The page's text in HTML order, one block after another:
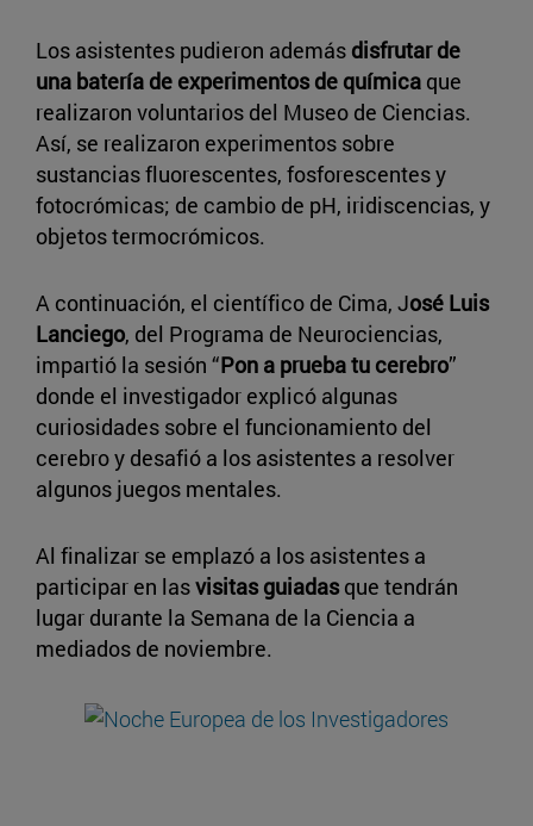
Los asistentes pudieron además disfrutar de
una batería de experimentos de química que
realizaron voluntarios del Museo de Ciencias.
Así, se realizaron experimentos sobre
sustancias fluorescentes, fosforescentes y
fotocrómicas; de cambio de pH, iridiscencias, y
objetos termocrómicos.
A continuación, el científico de Cima, José Luis
Lanciego, del Programa de Neurociencias,
impartió la sesión “Pon a prueba tu cerebro”
donde el investigador explicó algunas
curiosidades sobre el funcionamiento del
cerebro y desafió a los asistentes a resolver
algunos juegos mentales.
Al finalizar se emplazó a los asistentes a
participar en lasvisitas guiadasque tendrán
lugar durante la Semana de la Ciencia a
mediados de noviembre.